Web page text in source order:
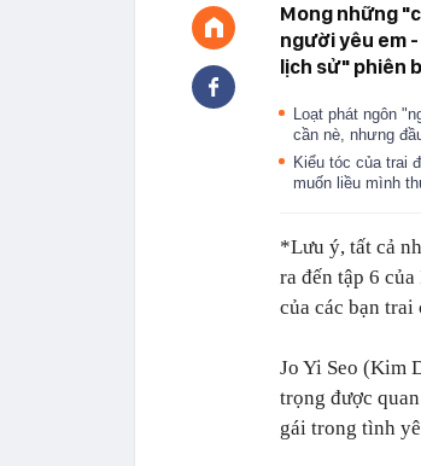
Mong những
người yêu em
lịch sử" phiên
Loạt phát ngôn
cần nè, nhưng
Kiểu tóc của trai
muốn liều mình
*Lưu ý, tất cả
ra đến tập 6
của các bạn trai
Jo Yi Seo (Kim
trọng được
gái trong tình